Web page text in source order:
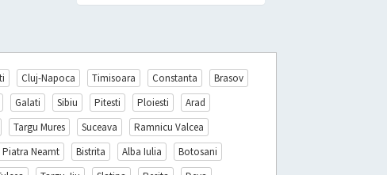
Cluj-Napoca Timisoara Constanta
Brasov
Galati Sibiu Pitesti Ploiesti
Arad
Targu Mures Suceava
Ramnicu Valcea
Piatra Neamt Bistrita Alba Iulia
Botosani